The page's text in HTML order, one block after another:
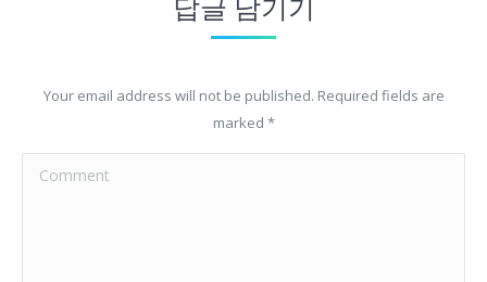
답글 남기기
Your email address will not be published. Required fields are
marked *
Comment